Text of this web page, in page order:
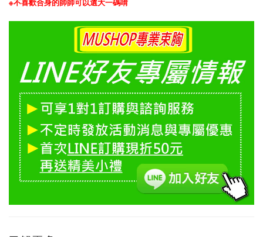
※不喜歡合身的帥帥可以選大一碼唷